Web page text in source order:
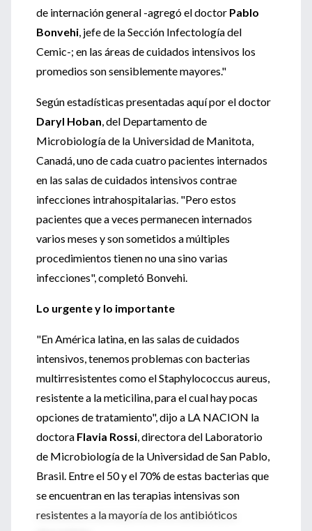
de internación general -agregó el doctor Pablo
Bonvehi, jefe de la Sección Infectología del
Cemic-; en las áreas de cuidados intensivos los
promedios son sensiblemente mayores."
Según estadísticas presentadas aquí por el doctor
Daryl Hoban, del Departamento de
Microbiología de la Universidad de Manitota,
Canadá, uno de cada cuatro pacientes internados
en las salas de cuidados intensivos contrae
infecciones intrahospitalarias. "Pero estos
pacientes que a veces permanecen internados
varios meses y son sometidos a múltiples
procedimientos tienen no una sino varias
infecciones", completó Bonvehi.
Lo urgente y lo importante
"En América latina, en las salas de cuidados
intensivos, tenemos problemas con bacterias
multirresistentes como el Staphylococcus aureus,
resistente a la meticilina, para el cual hay pocas
opciones de tratamiento", dijo a LA NACION la
doctora Flavia Rossi, directora del Laboratorio
de Microbiología de la Universidad de San Pablo,
Brasil. Entre el 50 y el 70% de estas bacterias que
se encuentran en las terapias intensivas son
resistentes a la mayoría de los antibióticos